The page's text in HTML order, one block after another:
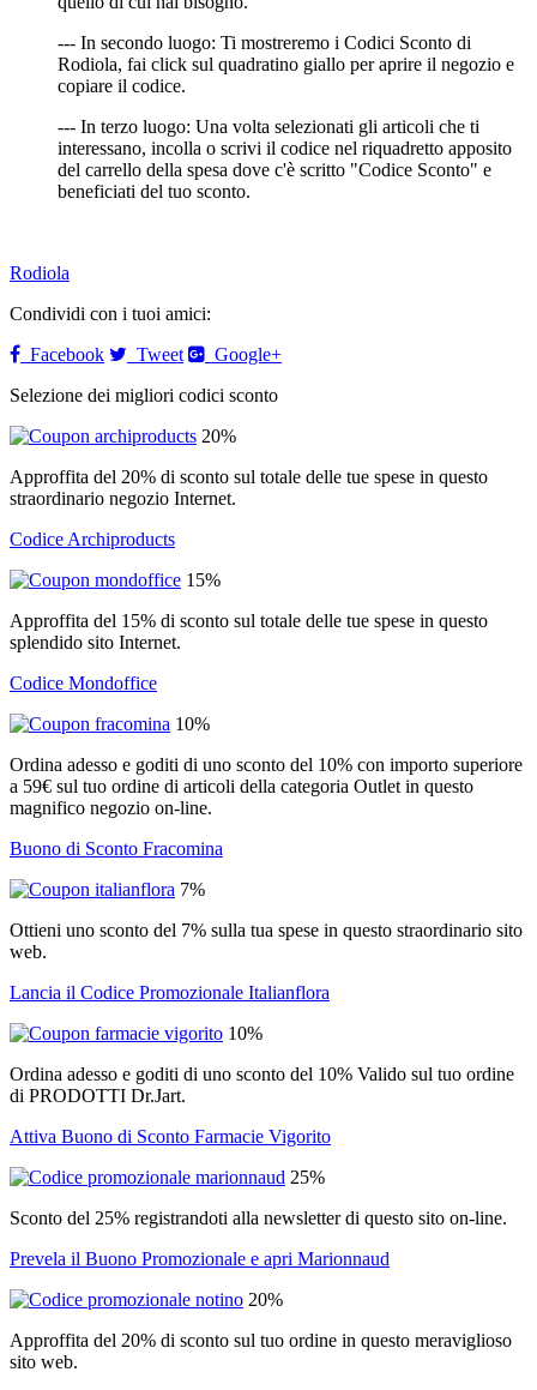
--- In secondo luogo: Ti mostreremo i Codici Sconto di
Rodiola, fai click sul quadratino giallo per aprire il negozio e
copiare il codice.
--- In terzo luogo: Una volta selezionati gli articoli che ti
interessano, incolla o scrivi il codice nel riquadretto apposito
del carrello della spesa dove c'è scritto "Codice Sconto" e
beneficiati del tuo sconto.
Rodiola
Condividi con i tuoi amici:
Facebook
Tweet
Google+
Selezione dei migliori codici sconto
20%
Approffita del 20% di sconto sul totale delle tue spese in questo
straordinario negozio Internet.
Codice Archiproducts
15%
Approffita del 15% di sconto sul totale delle tue spese in questo
splendido sito Internet.
Codice Mondoffice
10%
Ordina adesso e goditi di uno sconto del 10% con importo superiore
a 59€ sul tuo ordine di articoli della categoria Outlet in questo
magnifico negozio on-line.
Buono di Sconto Fracomina
7%
Ottieni uno sconto del 7% sulla tua spese in questo straordinario sito
web.
Lancia il Codice Promozionale Italianflora
10%
Ordina adesso e goditi di uno sconto del 10% Valido sul tuo ordine
di PRODOTTI Dr.Jart.
Attiva Buono di Sconto Farmacie Vigorito
25%
Sconto del 25% registrandoti alla newsletter di questo sito on-line.
Prevela il Buono Promozionale e apri Marionnaud
20%
Approffita del 20% di sconto sul tuo ordine in questo meraviglioso
sito web.